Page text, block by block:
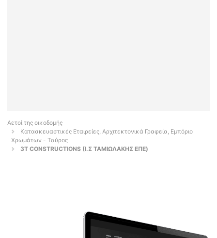
Αετοί της οικοδομής
Κατασκευαστικές Εταιρείες, Αρχιτεκτονικά Γραφεία, Εμπόριο
Χρωμάτων - Ταύρος
3T CONSTRUCTIONS (Ι.Σ ΤΑΜΙΩΛΑΚΗΣ ΕΠΕ)